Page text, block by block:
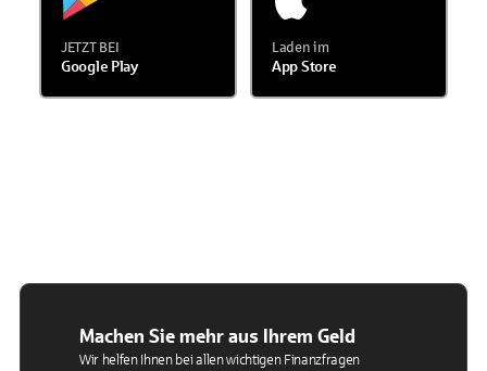
JETZT BEI
Google Play
Laden im
App Store
Machen Sie mehr aus Ihrem Geld
Wir helfen Ihnen bei allen wichtigen Finanzfragen